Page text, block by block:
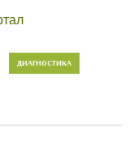
ДИАГНОСТИКА